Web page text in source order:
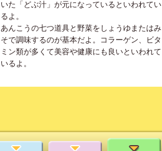
いた「どぶ汁」が元になっているといわれてい
るよ。
あんこうの七つ道具と野菜をしょうゆまたはみ
そで調味するのが基本だよ。コラーゲン、ビタ
ミン類が多くて美容や健康にも良いといわれて
いるよ。